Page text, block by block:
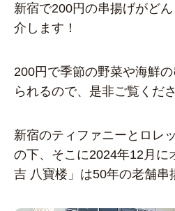
新宿で200円の串揚げがど
介します！
200円で季節の野菜や海鮮
られるので、是非ご覧くださ
新宿のティファニーとロレ
の下、そこに2024年12月に
吉 八寶楼」は50年の老舗串